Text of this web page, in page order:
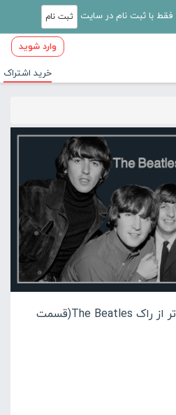
ثبت نام
وارد شوید
خرید اشتراک
بیوگرافی گروه بیتلز : فراتر از راک The Beatles(قسمت